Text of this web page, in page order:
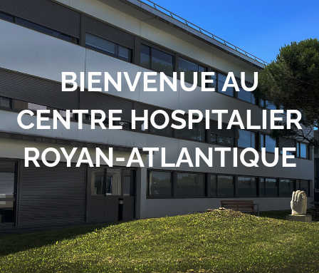
BIENVENUE AU
CENTRE HOSPITALIER
ROYAN-ATLANTIQUE